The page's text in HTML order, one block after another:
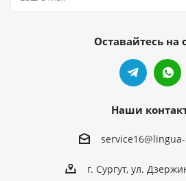
Оставайтесь на
Наши
г. Сургут, ул.